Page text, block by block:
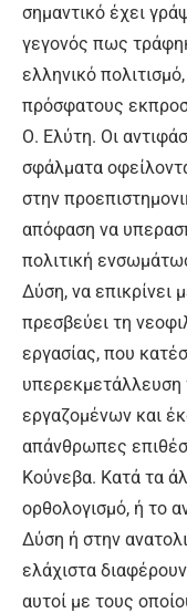
σημαντικό έχει
γεγονός πως
ελληνικό
πρόσφατους
Ο. Ελύτη. Οι
σφάλματα
στην
απόφαση να
πολιτική
Δύση, να επικρίνει
πρεσβεύει τη
εργασίας, που
εργαζομένων και
απάνθρωπες
Κούνεβα. Κατά τα
ορθολογισμό, ή το
Δύση ή στην
ελάχιστα
αυτοί με τους